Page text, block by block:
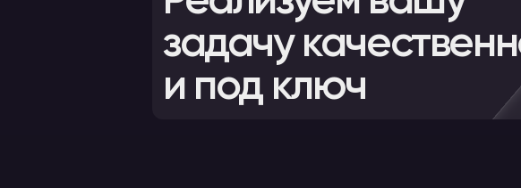
задачу
и под ключ